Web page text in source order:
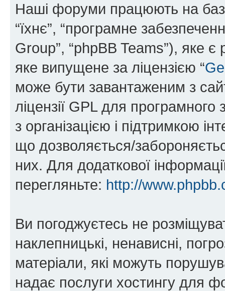
Наші форуми працюють на
“їхнє”, “програмне
Group”, “phpBB Teams”), яке
яке випущене за ліцензією “
може бути завантаженим з
ліцензії GPL для
з організацією і підтримкою
що дозволяється/
них. Для додаткової
перегляньте: http://
Ви погоджуєтесь не
наклепницькі, ненависні,
матеріали, які можуть
надає послуги хостингу для